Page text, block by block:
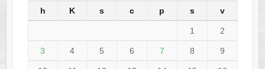
h K s c p s v
1 2
3 4 5 6 7 8 9